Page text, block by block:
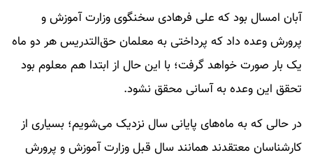
آبان امسال بود که علی فرهادی سخنگوی وزارت آموزش و
پرورش وعده داد که پرداختی به معلمان حق‌التدریس هر دو ماه
یک بار صورت خواهد گرفت؛ با این حال از ابتدا هم معلوم بود
تحقق این وعده به آسانی محقق نشود.
در حالی که به ماه‌های پایانی سال نزدیک می‌شویم؛ بسیاری از
کارشناسان معتقدند همانند سال قبل وزارت آموزش و پرورش